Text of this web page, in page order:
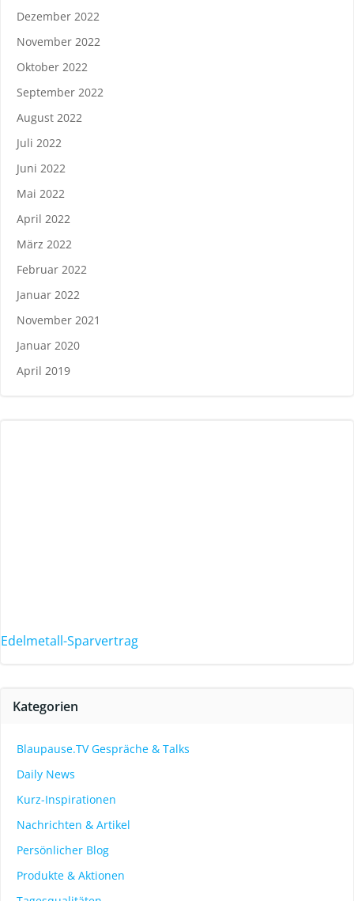
Dezember 2022
November 2022
Oktober 2022
September 2022
August 2022
Juli 2022
Juni 2022
Mai 2022
April 2022
März 2022
Februar 2022
Januar 2022
November 2021
Januar 2020
April 2019
Edelmetall-Sparvertrag
Kategorien
Blaupause.TV Gespräche & Talks
Daily News
Kurz-Inspirationen
Nachrichten & Artikel
Persönlicher Blog
Produkte & Aktionen